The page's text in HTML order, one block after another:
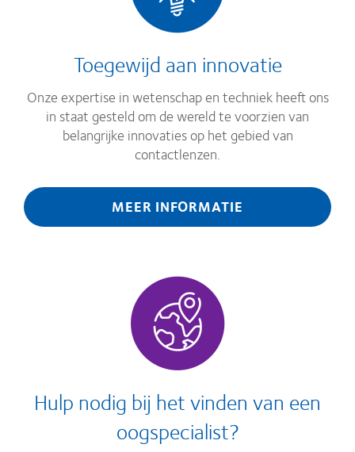
Toegewijd aan innovatie
Onze expertise in wetenschap en techniek heeft ons
in staat gesteld om de wereld te voorzien van
belangrijke innovaties op het gebied van
contactlenzen.
MEER INFORMATIE
Hulp nodig bij het vinden van een
oogspecialist?